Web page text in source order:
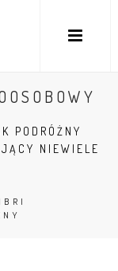
PODRÓŻNY
NIEWIELE